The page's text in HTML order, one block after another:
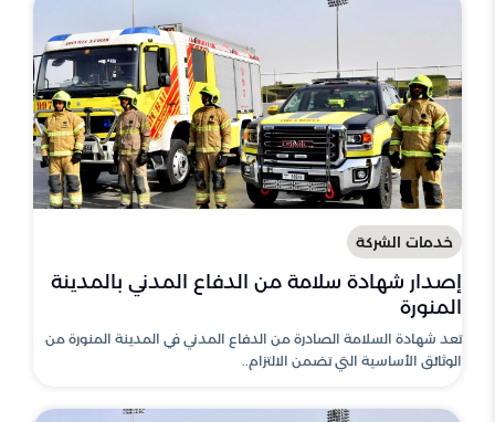
خدمات الشركة
إصدار شهادة سلامة من الدفاع المدني بالمدينة
المنورة
تعد شهادة السلامة الصادرة من الدفاع المدني في المدينة المنورة من
الوثائق الأساسية التي تضمن الالتزام..